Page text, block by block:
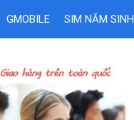
GMOBILE SIM NĂM SINH